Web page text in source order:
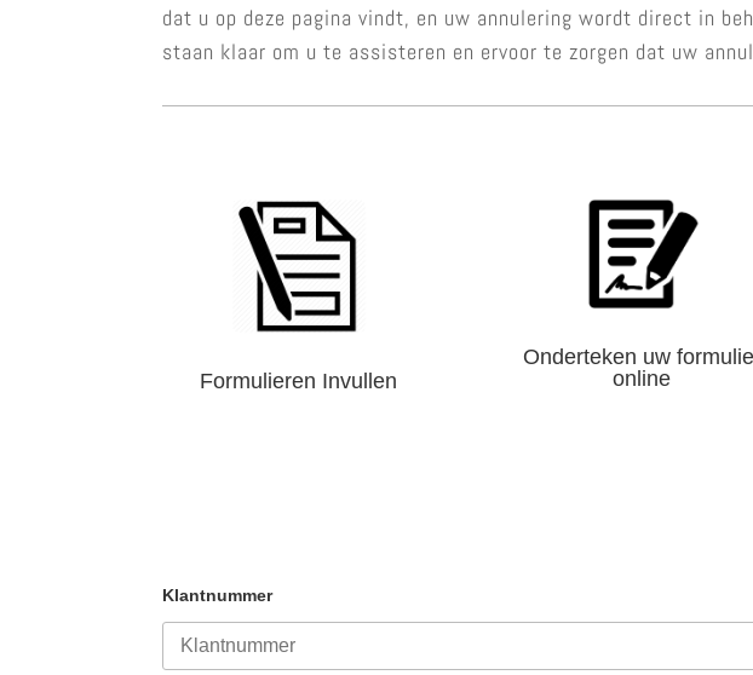
dat u op deze pagina vindt, en uw annulering wordt direct in
staan klaar om u te assisteren en ervoor te zorgen dat uw
Formulieren Invullen
Onderteken uw
online
Klantnummer